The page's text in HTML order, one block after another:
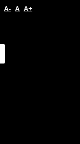
A- A A+